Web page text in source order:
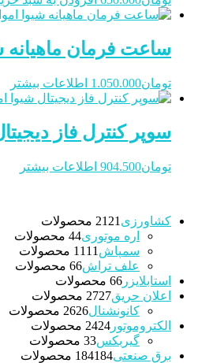
ساعت فرمان ماهیانه
تومان1.050.000 اطلاعات بیشتر
سوپر کنترل فاز
تومان904.500 اطلاعات بیشتر
کشاورزی 21 21 محصولات
اره موتوری 44 محصولات
سمپاش
11 11 محصولات
علف تراش 66 محصولات
استابلایزر
66 محصولات
اعلان حریق
2727 محصولات
کانونشنال
2626 محصولات
الکتروموتور
2424 محصولات
گیربکس 33 محصولات
برق صنعتی
184184 محصولات